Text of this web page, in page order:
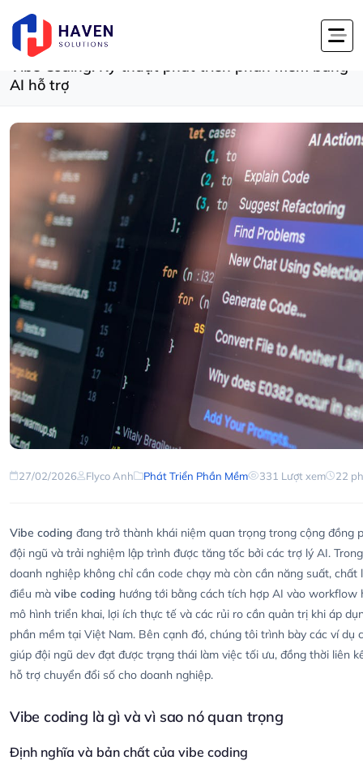
Trang chủ
Vibe Coding: Kỹ thuật phát triển phần mề...
Vibe Coding: Kỹ thuật phát triển phần mềm bằng
AI hỗ trợ
27/02/2026 Flyco Anh Phát Triển Phần Mềm 331 Lượt xem 22
Vibe coding đang trở thành khái niệm quan trọng trong cộng đồng
đội ngũ và trải nghiệm lập trình được tăng tốc bởi các trợ lý AI.
doanh nghiệp không chỉ cần code chạy mà còn cần năng suất,
điều mà vibe coding hướng tới bằng cách tích hợp AI vào workflow
mô hình triển khai, lợi ích thực tế và các rủi ro cần quản trị khi áp
phần mềm tại Việt Nam. Bên cạnh đó, chúng tôi trình bày các ví
giúp đội ngũ dev đạt được trạng thái làm việc tối ưu, đồng thời liên
hỗ trợ chuyển đổi số cho doanh nghiệp.
Vibe coding là gì và vì sao nó quan trọng
Định nghĩa và bản chất của vibe coding